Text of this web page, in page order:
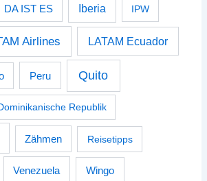
DA IST ES Iberia IPW
Airlines LATAM Ecuador
Peru Quito
Republik
Zähmen Reisetipps
Venezuela Wingo